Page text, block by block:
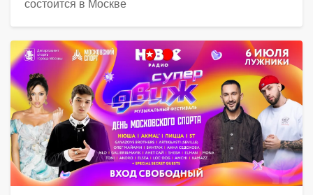
состоится в Москве